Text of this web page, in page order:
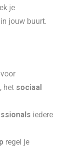
je
in jouw buurt.
, het sociaal
iedere
regel je